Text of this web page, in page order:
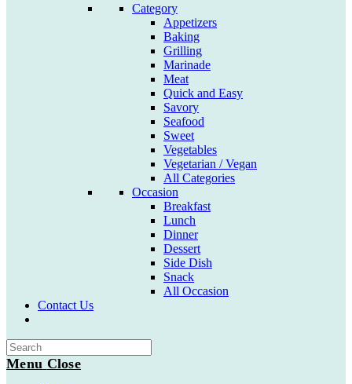
Category
Appetizers
Baking
Grilling
Marinade
Meat
Quick and Easy
Savory
Seafood
Sweet
Vegetables
Vegetarian / Vegan
All Categories
Occasion
Breakfast
Lunch
Dinner
Dessert
Side Dish
Snack
All Occasion
Contact Us
search
Menu Close